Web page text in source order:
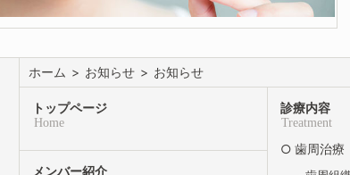
ホーム > お知らせ > お知らせ
トップページ
Home
メンバー紹介
診療内容
Treatment
歯周治療